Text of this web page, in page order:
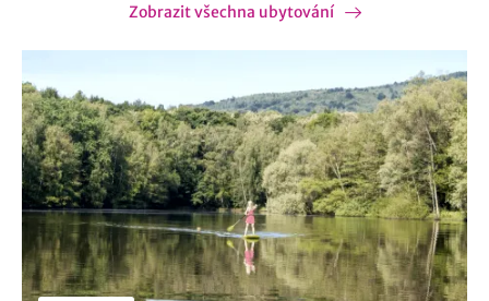
Zobrazit všechna ubytování